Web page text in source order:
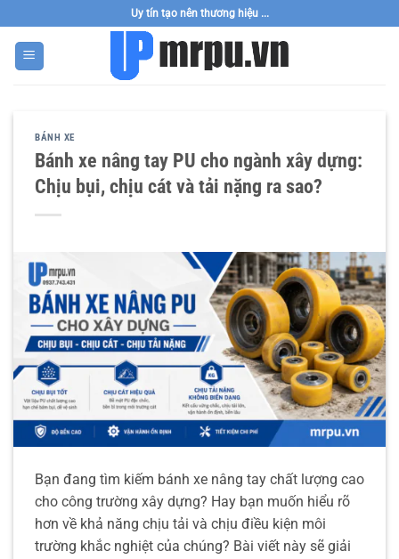
Uy tín tạo nên thương hiệu ...
BÁNH XE
Bánh xe nâng tay PU cho ngành xây dựng:
Chịu bụi, chịu cát và tải nặng ra sao?
Bạn đang tìm kiếm bánh xe nâng tay chất lượng cao
cho công trường xây dựng? Hay bạn muốn hiểu rõ
hơn về khả năng chịu tải và chịu điều kiện môi
trường khắc nghiệt của chúng? Bài viết này sẽ giải